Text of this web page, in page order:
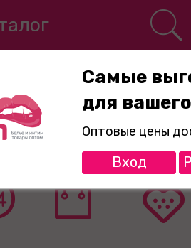
800-775-89-65
Самые
для
Оптовые цены
Вход